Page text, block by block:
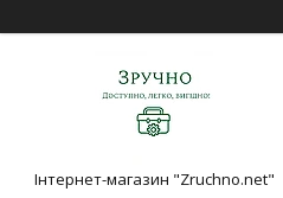
Інтернет-магазин "Zruchno.net"